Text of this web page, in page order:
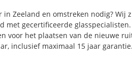
in Zeeland en omstreken nodig? Wij
met gecertificeerde
voor het plaatsen van de nieuwe
inclusief maximaal 15 jaar garantie.